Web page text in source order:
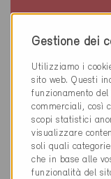
Nuova
Gestione dei
Utilizziamo i
sito web. Questi
funzionamento
commerciali, così
scopi statistici
visualizzare
soli quali
che in base alle
funzionalità del